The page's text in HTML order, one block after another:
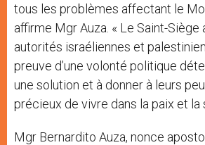
tous les problèmes affectant le
affirme Mgr Auza. « Le Saint-Siège
autorités israéliennes et
preuve d’une volonté politique
une solution et à donner à leurs
précieux de vivre dans la paix et la
Mgr Bernardito Auza, nonce